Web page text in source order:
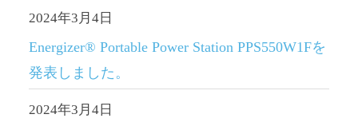
Energizer® Portable Power Station PPS550W1Fを
発表しました。
2024年3月4日
2024年3月4日